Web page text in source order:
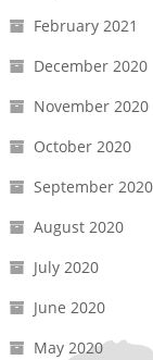
February 2021
December 2020
November 2020
October 2020
September 2020
August 2020
July 2020
June 2020
May 2020